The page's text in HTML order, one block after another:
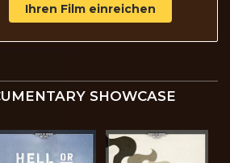
Ihren Film einreichen
SHOWCASE